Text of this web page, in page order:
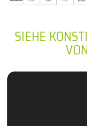
SIEHE